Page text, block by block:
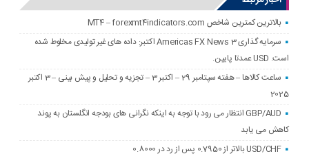
بالاترین کمترین شاخص MT4 – forexmt4indicators.com
سرمایه گذاری Americas FX News 3 اکتبر: داده های غیر تولیدی مخلوط شده
است. USD عمدتا پایین.
ساعت کالاها – هفته سپتامبر 29 – اکتبر 3 – تجزیه و تحلیل و پیش بینی – 3 اکتبر
2025
GBP/AUD انتظار می رود با توجه به اینکه نگرانی های بودجه انگلستان به پوند
کاهش می یابد
USD/CHF بالاتر از 0.7950 پس از رد در 0.8000